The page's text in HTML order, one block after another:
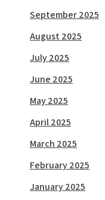
September 2025
August 2025
July 2025
June 2025
May 2025
April 2025
March 2025
February 2025
January 2025